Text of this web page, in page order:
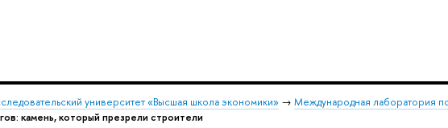
университет «Высшая школа экономики» → Международная лаборатория
камень, который презрели строители